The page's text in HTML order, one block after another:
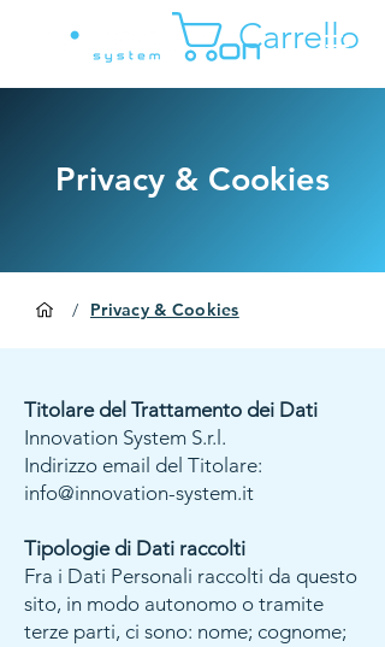
Carrello
Privacy & Cookies
/ Privacy & Cookies
Titolare del Trattamento dei Dati
Innovation System S.r.l.
Indirizzo email del Titolare:
info@innovation-system.it
Tipologie di Dati raccolti
Fra i Dati Personali raccolti da questo
sito, in modo autonomo o tramite
terze parti, ci sono: nome; cognome;